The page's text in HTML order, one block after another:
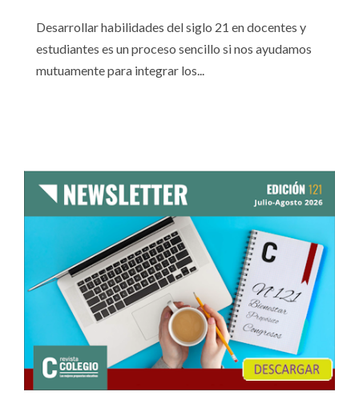
Desarrollar habilidades del siglo 21 en docentes y
estudiantes es un proceso sencillo si nos ayudamos
mutuamente para integrar los...